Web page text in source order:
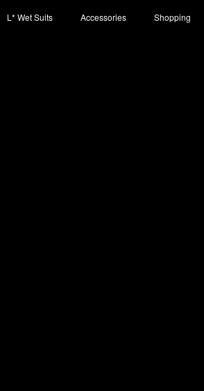
L* Wet Suits Accessories Shopping